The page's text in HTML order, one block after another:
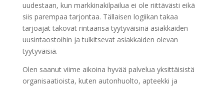
uudestaan, kun markkinakilpailua ei ole riittävästi eikä
siis parempaa tarjontaa. Tällaisen logiikan takaa
tarjoajat takovat rintaansa tyytyväisinä asiakkaiden
uusintaostoihin ja tulkitsevat asiakkaiden olevan
tyytyväisiä.
Olen saanut viime aikoina hyvää palvelua yksittäisistä
organisaatioista, kuten autonhuolto, apteekki ja